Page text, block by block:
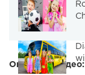
Описание видео: